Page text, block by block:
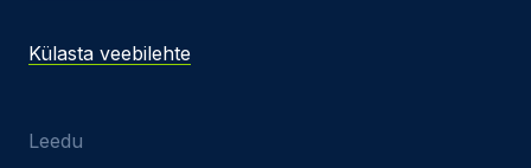
Külasta veebilehte
Leedu